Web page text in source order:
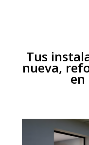
Tus
nueva,